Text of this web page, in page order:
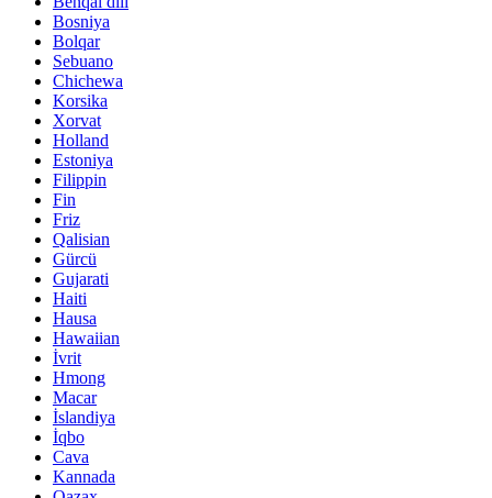
Bosniya
Bolqar
Sebuano
Chichewa
Korsika
Xorvat
Holland
Estoniya
Filippin
Fin
Friz
Qalisian
Gürcü
Gujarati
Haiti
Hausa
Hawaiian
İvrit
Hmong
Macar
İslandiya
İqbo
Cava
Kannada